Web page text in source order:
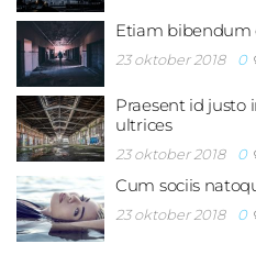
Etiam bibendum
23 oktober 2018 0
Praesent id
ultrices
23 oktober 2018 0
Cum sociis
23 oktober 2018 0